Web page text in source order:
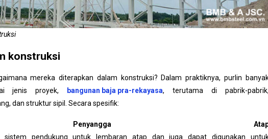
konstruksi
mereka diterapkan dalam konstruksi? Dalam praktiknya, purlin
jenis proyek,
bangunan baja pra-rekayasa, terutama di pabrik-pabrik,
dan struktur sipil. Secara spesifik:
Penyangga
sistem pendukung untuk lembaran atap dan juga dapat digunakan